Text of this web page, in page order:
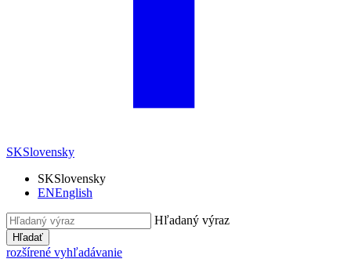
SKSlovensky
SKSlovensky
ENEnglish
Hľadaný výraz
Hľadať
rozšírené vyhľadávanie